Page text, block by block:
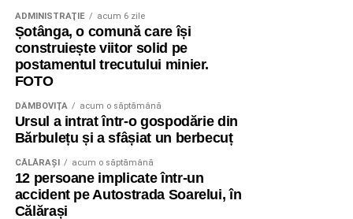
ADMINISTRAŢIE acum 6 zile
Șotânga, o comună care își
construiește viitor solid pe
postamentul trecutului minier.
FOTO
DÂMBOVIŢA acum o săptămână
Ursul a intrat într-o gospodărie din
Bărbulețu și a sfâșiat un berbecuț
CĂLĂRAŞI acum o săptămână
12 persoane implicate într-un
accident pe Autostrada Soarelui, în
Călărași